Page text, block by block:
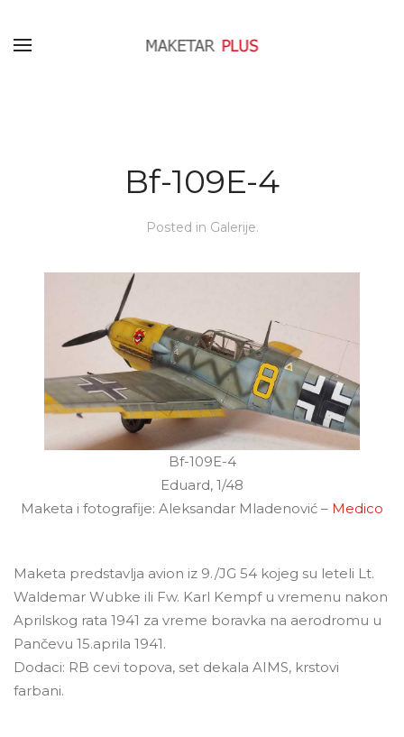
Bf-109E-4
Posted in Galerije.
Bf-109E-4
Eduard, 1/48
Maketa i fotografije: Aleksandar Mladenović – Medico
Maketa predstavlja avion iz 9./JG 54 kojeg su leteli Lt.
Waldemar Wubke ili Fw. Karl Kempf u vremenu nakon
Aprilskog rata 1941 za vreme boravka na aerodromu u
Pančevu 15.aprila 1941.
Dodaci: RB cevi topova, set dekala AIMS, krstovi
farbani.